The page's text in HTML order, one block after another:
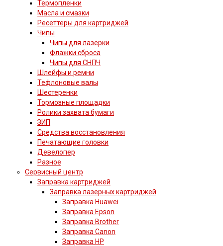
Термопленки
Масла и смазки
Ресеттеры для картриджей
Чипы
Чипы для лазерки
Флажки сброса
Чипы для СНПЧ
Шлейфы и ремни
Тефлоновые валы
Шестеренки
Тормозные площадки
Ролики захвата бумаги
ЗИП
Средства восстановления
Печатающие головки
Девелопер
Разное
Сервисный центр
Заправка картриджей
Заправка лазерных картриджей
Заправка Huawei
Заправка Epson
Заправка Brother
Заправка Canon
Заправка HP